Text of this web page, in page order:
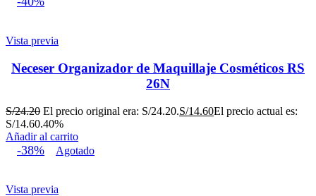
Vista previa
Neceser Organizador de Maquillaje Cosméticos RS
26N
S/24.20 El precio original era: S/24.20.S/14.60El precio actual es:
S/14.60.40%
Añadir al carrito
-38% Agotado
Vista previa